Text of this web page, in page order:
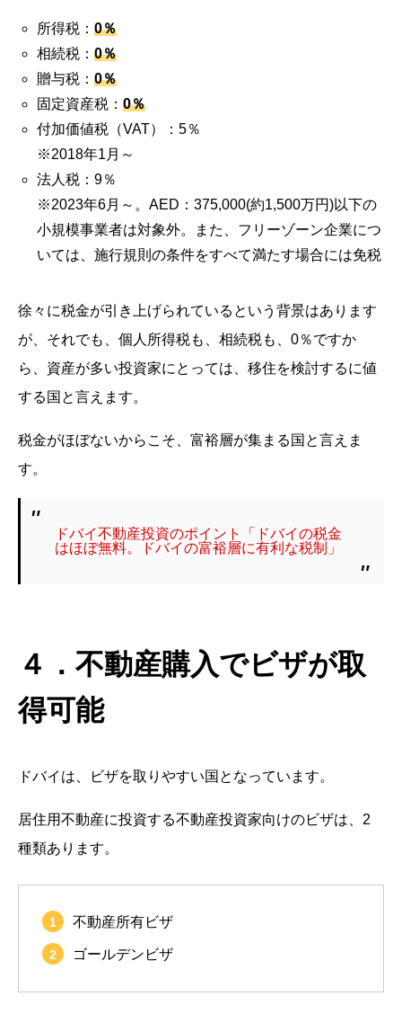
所得税： 0％
相続税： 0％
贈与税： 0％
固定資産税： 0％
付加価値税（VAT）：5％
※2018年1月～
法人税：9％
※2023年6月～。AED：375,000(約1,500万円)以下の
小規模事業者は対象外。また、フリーゾーン企業につ
いては、施行規則の条件をすべて満たす場合には免税
徐々に税金が引き上げられているという背景はあります
が、それでも、個人所得税も、相続税も、0％ですか
ら、資産が多い投資家にとっては、移住を検討するに値
する国と言えます。
税金がほぼないからこそ、富裕層が集まる国と言えま
す。
ドバイ不動産投資のポイント「ドバイの税金
はほぼ無料。ドバイの富裕層に有利な税制」
４．不動産購入でビザが取
得可能
ドバイは、ビザを取りやすい国となっています。
居住用不動産に投資する不動産投資家向けのビザは、2
種類あります。
不動産所有ビザ
ゴールデンビザ